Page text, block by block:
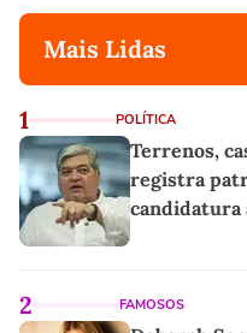
Mais Lidas
1 POLÍTICA
Terrenos,
registra
candidatura
2 FAMOSOS